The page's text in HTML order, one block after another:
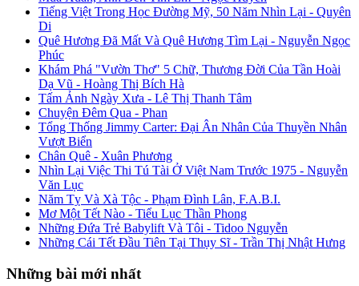
Tiếng Việt Trong Học Đường Mỹ, 50 Năm Nhìn Lại - Quyên
Di
Quê Hương Đã Mất Và Quê Hương Tìm Lại - Nguyễn Ngọc
Phúc
Khám Phá "Vườn Thơ" 5 Chữ, Thương Đời Của Tần Hoài
Dạ Vũ - Hoàng Thị Bích Hà
Tấm Ảnh Ngày Xưa - Lê Thị Thanh Tâm
Chuyện Đêm Qua - Phan
Tổng Thống Jimmy Carter: Đại Ân Nhân Của Thuyền Nhân
Vượt Biển
Chân Quê - Xuân Phương
Nhìn Lại Việc Thi Tú Tài Ở Việt Nam Trước 1975 - Nguyễn
Văn Lục
Năm Tỵ Và Xà Tộc - Phạm Đình Lân, F.A.B.I.
Mơ Một Tết Nào - Tiểu Lục Thần Phong
Những Đứa Trẻ Babylift Và Tôi - Tidoo Nguyễn
Những Cái Tết Đầu Tiên Tại Thụy Sĩ - Trần Thị Nhật Hưng
Những bài mới nhất